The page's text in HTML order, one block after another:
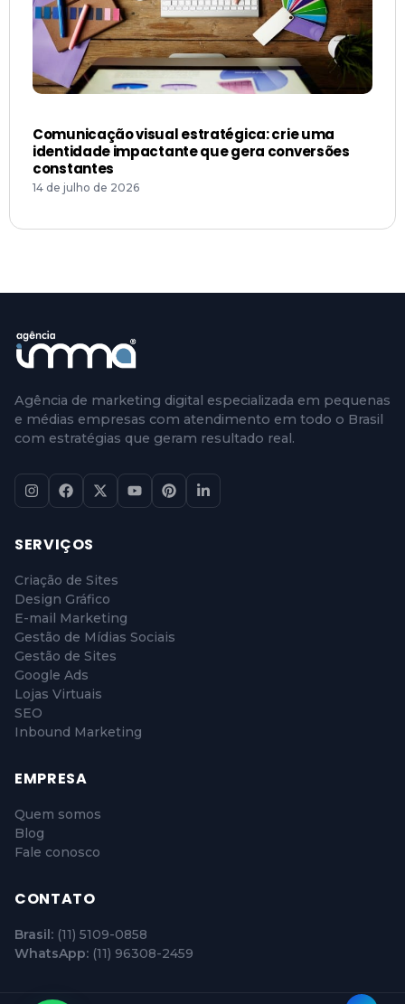
Comunicação visual estratégica: crie uma
identidade impactante que gera conversões
constantes
14 de julho de 2026
Agência de marketing digital especializada em pequenas
e médias empresas com atendimento em todo o Brasil
com estratégias que geram resultado real.
SERVIÇOS
Criação de Sites
Design Gráfico
E-mail Marketing
Gestão de Mídias Sociais
Gestão de Sites
Google Ads
Lojas Virtuais
SEO
Inbound Marketing
EMPRESA
Quem somos
Blog
Fale conosco
CONTATO
Brasil: (11) 5109-0858
WhatsApp: (11) 96308-2459